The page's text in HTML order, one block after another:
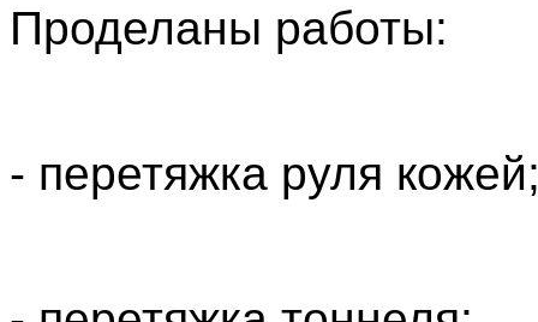
Проделаны работы:
- перетяжка руля